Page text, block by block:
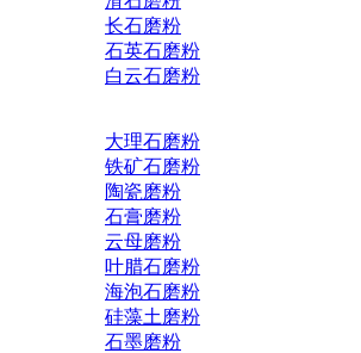
长石磨粉
石英石磨粉
白云石磨粉
大理石磨粉
铁矿石磨粉
陶瓷磨粉
石膏磨粉
云母磨粉
叶腊石磨粉
海泡石磨粉
硅藻土磨粉
石墨磨粉